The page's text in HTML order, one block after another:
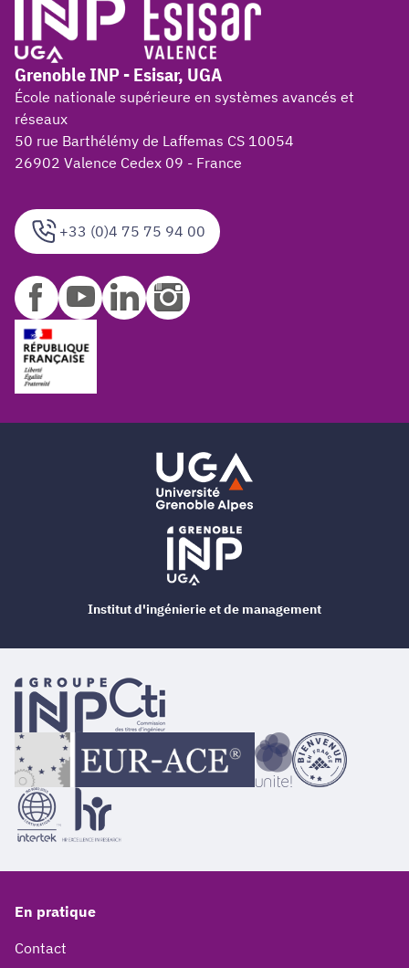
+33 (0)4 75 75 94 00
Grenoble INP - Esisar, UGA
École nationale supérieure en systèmes avancés et
réseaux
50 rue Barthélémy de Laffemas CS 10054
26902 Valence Cedex 09 - France
En pratique
Contact
Institut d'ingénierie et de management